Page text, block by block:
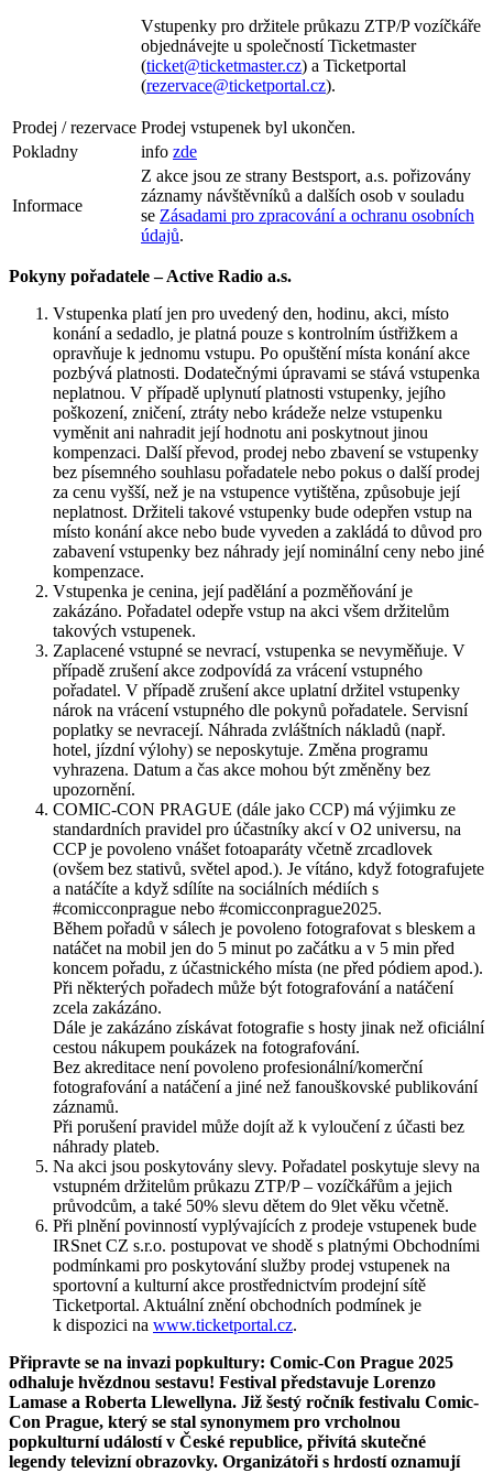
Vstupenky pro držitele průkazu ZTP/P vozíčkáře
objednávejte u společností Ticketmaster
(ticket@ticketmaster.cz) a Ticketportal
(rezervace@ticketportal.cz).
Prodej / rezervace Prodej vstupenek byl ukončen.
Pokladny
info zde
Informace
Z akce jsou ze strany Bestsport, a.s. pořizovány
záznamy návštěvníků a dalších osob v souladu
se Zásadami pro zpracování a ochranu osobních
údajů.
Pokyny pořadatele – Active Radio a.s.
Vstupenka platí jen pro uvedený den, hodinu, akci, místo
konání a sedadlo, je platná pouze s kontrolním ústřižkem a
opravňuje k jednomu vstupu. Po opuštění místa konání akce
pozbývá platnosti. Dodatečnými úpravami se stává vstupenka
neplatnou. V případě uplynutí platnosti vstupenky, jejího
poškození, zničení, ztráty nebo krádeže nelze vstupenku
vyměnit ani nahradit její hodnotu ani poskytnout jinou
kompenzaci. Další převod, prodej nebo zbavení se vstupenky
bez písemného souhlasu pořadatele nebo pokus o další prodej
za cenu vyšší, než je na vstupence vytištěna, způsobuje její
neplatnost. Držiteli takové vstupenky bude odepřen vstup na
místo konání akce nebo bude vyveden a zakládá to důvod pro
zabavení vstupenky bez náhrady její nominální ceny nebo jiné
kompenzace.
Vstupenka je cenina, její padělání a pozměňování je
zakázáno. Pořadatel odepře vstup na akci všem držitelům
takových vstupenek.
Zaplacené vstupné se nevrací, vstupenka se nevyměňuje. V
případě zrušení akce zodpovídá za vrácení vstupného
pořadatel. V případě zrušení akce uplatní držitel vstupenky
nárok na vrácení vstupného dle pokynů pořadatele. Servisní
poplatky se nevracejí. Náhrada zvláštních nákladů (např.
hotel, jízdní výlohy) se neposkytuje. Změna programu
vyhrazena. Datum a čas akce mohou být změněny bez
upozornění.
COMIC-CON PRAGUE (dále jako CCP) má výjimku ze
standardních pravidel pro účastníky akcí v O2 universu, na
CCP je povoleno vnášet fotoaparáty včetně zrcadlovek
(ovšem bez stativů, světel apod.). Je vítáno, když fotografujete
a natáčíte a když sdílíte na sociálních médiích s
#comicconprague nebo #comicconprague2025.
Během pořadů v sálech je povoleno fotografovat s bleskem a
natáčet na mobil jen do 5 minut po začátku a v 5 min před
koncem pořadu, z účastnického místa (ne před pódiem apod.).
Při některých pořadech může být fotografování a natáčení
zcela zakázáno.
Dále je zakázáno získávat fotografie s hosty jinak než oficiální
cestou nákupem poukázek na fotografování.
Bez akreditace není povoleno profesionální/komerční
fotografování a natáčení a jiné než fanouškovské publikování
záznamů.
Při porušení pravidel může dojít až k vyloučení z účasti bez
náhrady plateb.
Na akci jsou poskytovány slevy. Pořadatel poskytuje slevy na
vstupném držitelům průkazu ZTP/P – vozíčkářům a jejich
průvodcům, a také 50% slevu dětem do 9let věku včetně.
Při plnění povinností vyplývajících z prodeje vstupenek bude
IRSnet CZ s.r.o. postupovat ve shodě s platnými Obchodními
podmínkami pro poskytování služby prodej vstupenek na
sportovní a kulturní akce prostřednictvím prodejní sítě
Ticketportal. Aktuální znění obchodních podmínek je
k dispozici na www.ticketportal.cz.
Připravte se na invazi popkultury: Comic-Con Prague 2025
odhaluje hvězdnou sestavu! Festival představuje Lorenzo
Lamase a Roberta Llewellyna. Již šestý ročník festivalu Comic-
Con Prague, který se stal synonymem pro vrcholnou
popkulturní událostí v České republice, přivítá skutečné
legendy televizní obrazovky. Organizátoři s hrdostí oznamují